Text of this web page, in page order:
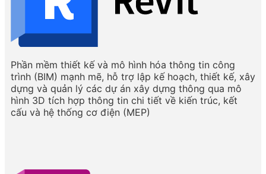
Phần mềm thiết kế và mô hình hóa thông tin công
trình (BIM) mạnh mẽ, hỗ trợ lập kế hoạch, thiết kế, xây
dựng và quản lý các dự án xây dựng thông qua mô
hình 3D tích hợp thông tin chi tiết về kiến trúc, kết
cấu và hệ thống cơ điện (MEP)